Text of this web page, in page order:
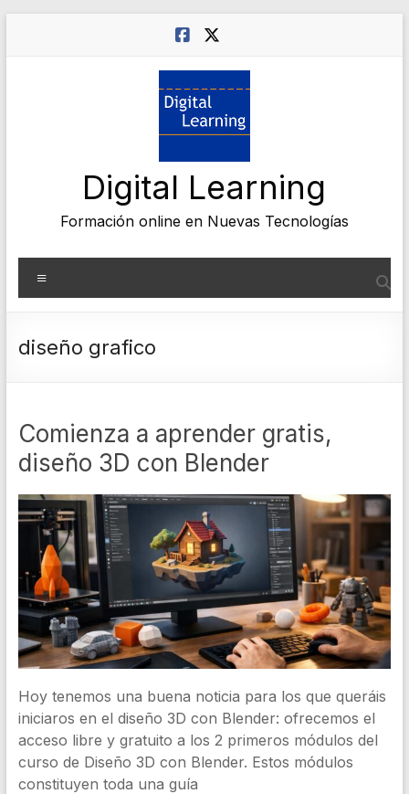
Digital Learning
Formación online en Nuevas Tecnologías
diseño grafico
Comienza a aprender gratis,
diseño 3D con Blender
Hoy tenemos una buena noticia para los que queráis
iniciaros en el diseño 3D con Blender: ofrecemos el
acceso libre y gratuito a los 2 primeros módulos del
curso de Diseño 3D con Blender. Estos módulos
constituyen toda una guía